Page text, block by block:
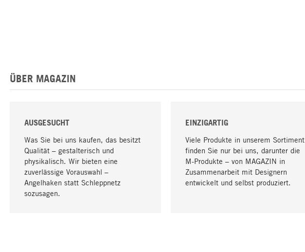
ÜBER MAGAZIN
AUSGESUCHT
Was Sie bei uns kaufen, das besitzt
Qualität – gestalterisch und
physikalisch. Wir bieten eine
zuverlässige Vorauswahl –
Angelhaken statt Schleppnetz
sozusagen.
EINZIGARTIG
Viele Produkte in unserem Sortiment
finden Sie nur bei uns, darunter die
M-Produkte – von MAGAZIN in
Zusammenarbeit mit Designern
entwickelt und selbst produziert.